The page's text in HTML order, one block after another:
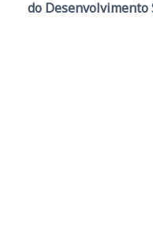
do Desenvolvimento